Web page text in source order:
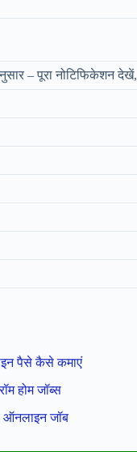
– पूरा नोटिफिकेशन देखें,
पैसे कैसे कमाएं
होम जॉब्स
ऑनलाइन जॉब